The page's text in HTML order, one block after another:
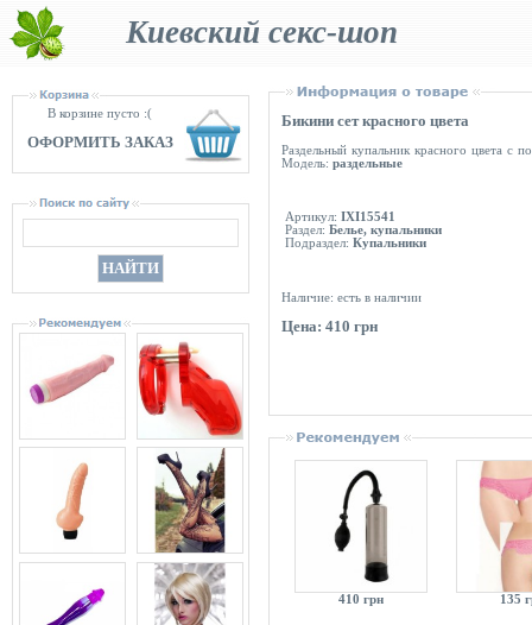
Киевский секс-шоп
В корзине пусто :(
ОФОРМИТЬ ЗАКАЗ
Бикини сет красного цвета
Раздельный купальник красного цвета с
Модель: раздельные
Артикул: IXI15541
Раздел: Белье, купальники
Подраздел: Купальники
Наличие: есть в наличии
Цена: 410 грн
410 грн 135